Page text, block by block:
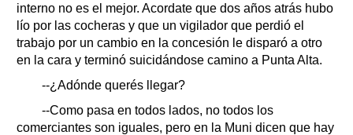
interno no es el mejor. Acordate que dos años atrás hubo
lío por las cocheras y que un vigilador que perdió el
trabajo por un cambio en la concesión le disparó a otro
en la cara y terminó suicidándose camino a Punta Alta.
--¿Adónde querés llegar?
--Como pasa en todos lados, no todos los
comerciantes son iguales, pero en la Muni dicen que hay